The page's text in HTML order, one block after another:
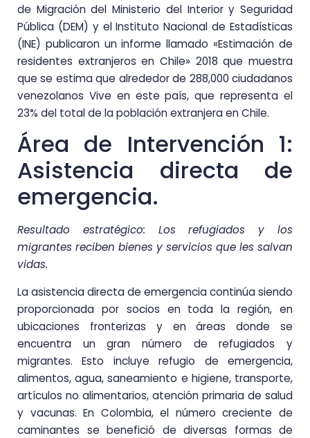
de Migración del Ministerio del Interior y Seguridad
Pública (DEM) y el Instituto Nacional de Estadísticas
(INE) publicaron un informe llamado «Estimación de
residentes extranjeros en Chile» 2018 que muestra
que se estima que alrededor de 288,000 ciudadanos
venezolanos Vive en este país, que representa el
23% del total de la población extranjera en Chile.
Área de Intervención 1:
Asistencia directa de
emergencia.
Resultado estratégico: Los refugiados y los
migrantes reciben bienes y servicios que les salvan
vidas.
La asistencia directa de emergencia continúa siendo
proporcionada por socios en toda la región, en
ubicaciones fronterizas y en áreas donde se
encuentra un gran número de refugiados y
migrantes. Esto incluye refugio de emergencia,
alimentos, agua, saneamiento e higiene, transporte,
artículos no alimentarios, atención primaria de salud
y vacunas. En Colombia, el número creciente de
caminantes se benefició de diversas formas de